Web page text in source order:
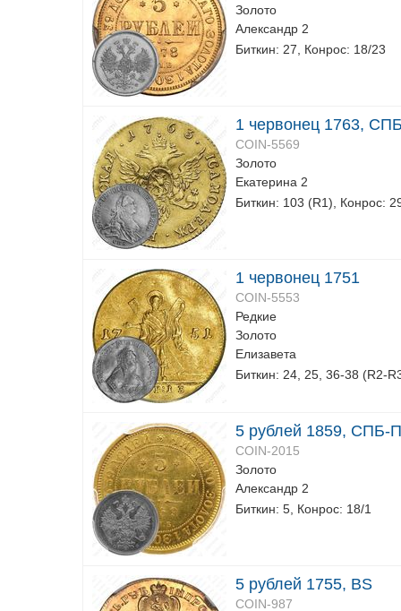
Золото
Александр 2
Биткин: 27, Конрос: 18/23
1 червонец 1763,
COIN-5569
Золото
Екатерина 2
Биткин: 103 (R1), Конрос:
1 червонец 1751
COIN-5553
Редкие
Золото
Елизавета
Биткин: 24, 25, 36-38 (R2-
5 рублей 1859, СПБ-
COIN-2015
Золото
Александр 2
Биткин: 5, Конрос: 18/1
5 рублей 1755, BS
COIN-987